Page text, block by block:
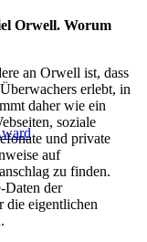
Orwell. Worum
an Orwell ist, dass
erlebt, in
daher wie ein
soziale
und private
auf
zu finden.
Daten der
die eigentlichen